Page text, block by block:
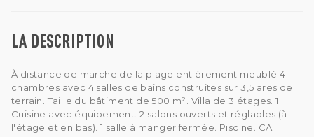
LA DESCRIPTION
À distance de marche de la plage entièrement meublé 4
chambres avec 4 salles de bains construites sur 3,5 ares de
terrain. Taille du bâtiment de 500 m². Villa de 3 étages. 1
Cuisine avec équipement. 2 salons ouverts et réglables (à
l'étage et en bas). 1 salle à manger fermée. Piscine. CA.